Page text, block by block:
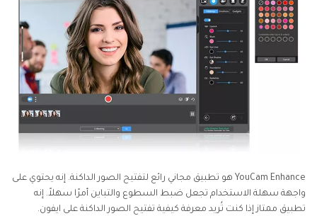
التحرير
المحددة
YouCam Enhance هو تطبيق مجاني رائع لتفتيح الصور الداكنة. إنه يحتوي على
واجهة سهلة الاستخدام تجعل ضبط السطوع والتباين أمرًا سهلاً. إنه
تطبيق ممتاز إذا كنت تُريد معرفة كيفية تفتيح الصور الداكنة على ايفون.